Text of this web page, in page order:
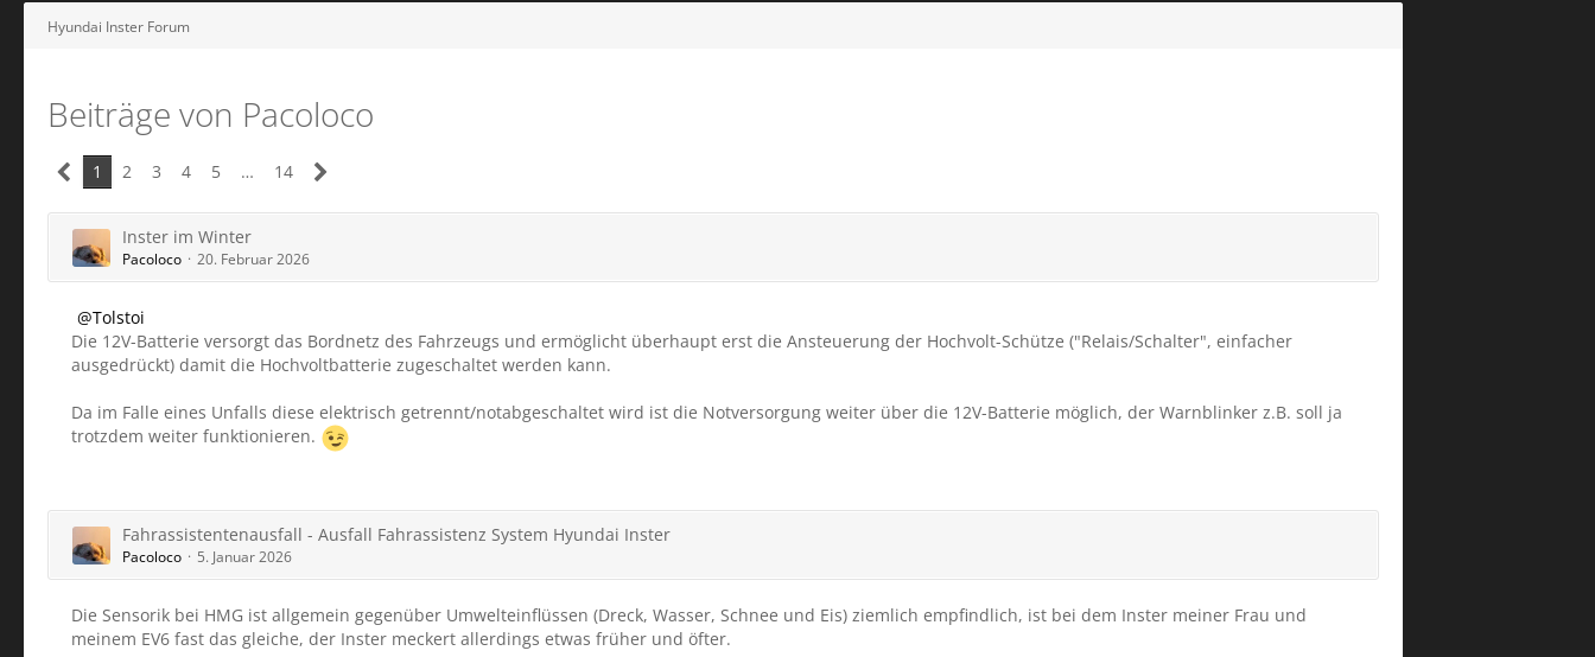
Hyundai Inster Forum
Beiträge von Pacoloco
1 2 3 4 5 … 14
Inster im Winter
Pacoloco 20. Februar 2026
Tolstoi
Die 12V-Batterie versorgt das Bordnetz des Fahrzeugs und ermöglicht überhaupt erst die Ansteuerung der Hochvolt-Schütze ("Relais/Schalter", einfacher
ausgedrückt) damit die Hochvoltbatterie zugeschaltet werden kann.
Da im Falle eines Unfalls diese elektrisch getrennt/notabgeschaltet wird ist die Notversorgung weiter über die 12V-Batterie möglich, der Warnblinker z.B. soll ja
trotzdem weiter funktionieren.
Fahrassistentenausfall - Ausfall Fahrassistenz System Hyundai Inster
Pacoloco 5. Januar 2026
Die Sensorik bei HMG ist allgemein gegenüber Umwelteinflüssen (Dreck, Wasser, Schnee und Eis) ziemlich empfindlich, ist bei dem Inster meiner Frau und
meinem EV6 fast das gleiche, der Inster meckert allerdings etwas früher und öfter.